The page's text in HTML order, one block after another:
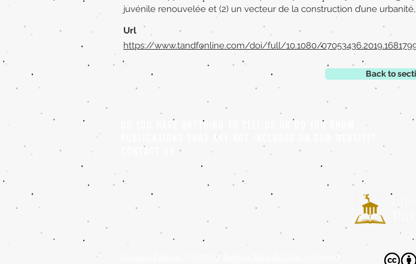
juvénile renouvelée et (2) un vecteur de la construction d’une
Url
https://www.tandfonline.com/doi/full/10.1080/
Back to
DO YOU HAVE ANYTHING TO TELL US OR DO YOU KNOW
PUBLICATIONS THAT ARE NOT INCLUDED ON OUR WEBSITE?
CONTACT US
© 2020 by
is licensed